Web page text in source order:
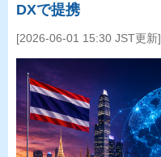
DXで提携
[2026-06-01 15:30 JST更新]